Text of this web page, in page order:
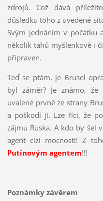
zdrojů. Což dává
důsledku toho z uvedené
Svým jednáním v
několik tahů myšlenkově i
připraven.
Teď se ptám, je Brusel
byl záměr? Je známo,
uvalené prvně ze strany
a poškodí ji. Lze říci, že
zájmu Ruska. A kdo by šel
agent cizí mocnosti! Z
Putinovým agentem!!!
Poznámky závěrem